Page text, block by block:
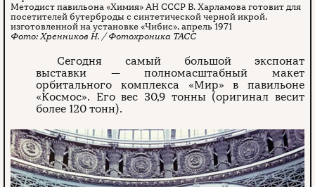
Методист павильона «Химия» АН СССР В. Харламова готовит для
посетителей бутерброды с синтетической черной икрой,
изготовленной на установке «Чибис», апрель 1971
Хренников Н. / Фотохроника ТАСС
Сегодня самый большой экспонат
выставки — полномасштабный макет
орбитального комплекса «Мир» в павильоне
«Космос». Его вес 30,9 тонны (оригинал весит
более 120 тонн).